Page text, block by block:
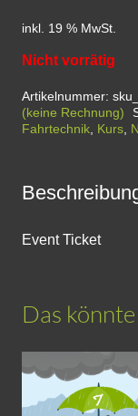
inkl. 19 % MwSt.
Nicht vorrätig
Artikelnummer:
(keine Rechnung)
Fahrtechnik Kurs
Event Ticket
Das